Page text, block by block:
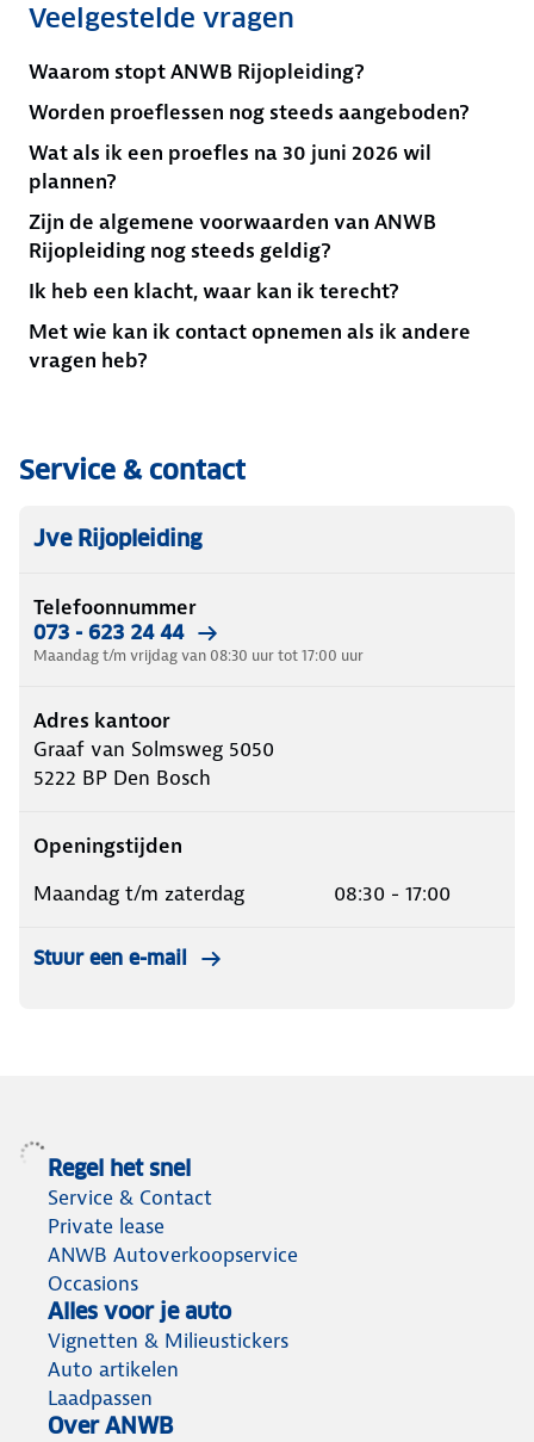
Veelgestelde vragen
Waarom stopt ANWB Rijopleiding?
Worden proeflessen nog steeds aangeboden?
Wat als ik een proefles na 30 juni 2026 wil
plannen?
Zijn de algemene voorwaarden van ANWB
Rijopleiding nog steeds geldig?
Ik heb een klacht, waar kan ik terecht?
Met wie kan ik contact opnemen als ik andere
vragen heb?
Service & contact
Jve Rijopleiding
Telefoonnummer
073 - 623 24 44
Maandag t/m vrijdag van 08:30 uur tot 17:00 uur
Adres kantoor
Graaf van Solmsweg 5050
5222 BP Den Bosch
Openingstijden
Maandag t/m zaterdag
08:30 - 17:00
Stuur een e-mail
Regel het snel
Service & Contact
Private lease
ANWB Autoverkoopservice
Occasions
Alles voor je auto
Vignetten & Milieustickers
Auto artikelen
Laadpassen
Over ANWB